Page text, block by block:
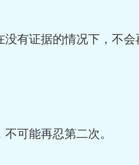
证据的情况下，不会
可能再忍第二次。